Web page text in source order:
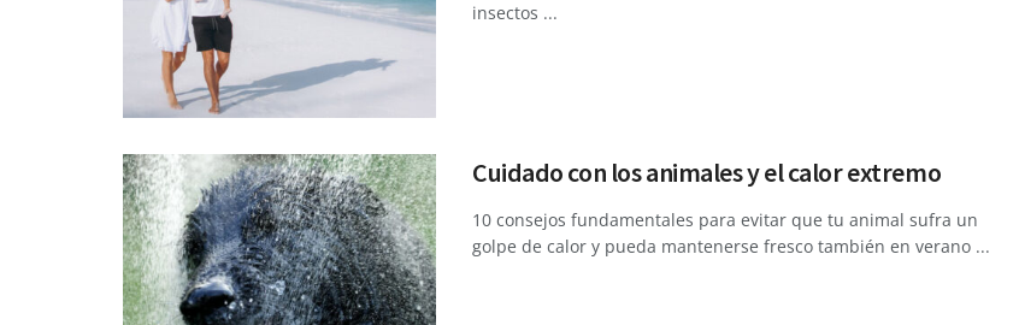
insectos ...
Cuidado con los animales y el calor extremo
10 consejos fundamentales para evitar que tu animal sufra un
golpe de calor y pueda mantenerse fresco también en verano ...